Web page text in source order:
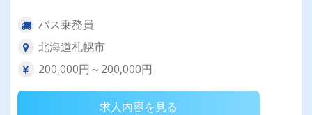
バス乗務員
北海道札幌市
200,000円～200,000円
求人内容を見る